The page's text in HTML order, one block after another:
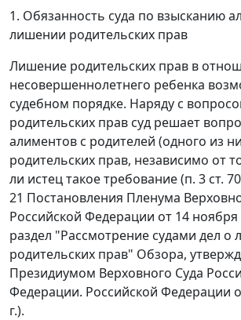
1. Обязанность суда по взысканию
лишении родительских прав
Лишение родительских прав в
несовершеннолетнего ребенка
судебном порядке. Наряду с
родительских прав суд решает
алиментов с родителей (одного из
родительских прав, независимо от
ли истец такое требование (п. 3 ст.
21 Постановления Пленума
Российской Федерации от 14 ноября
раздел "Рассмотрение судами дел о
родительских прав" Обзора,
Президиумом Верховного Суда
Федерации. Российской Федерации
г.).